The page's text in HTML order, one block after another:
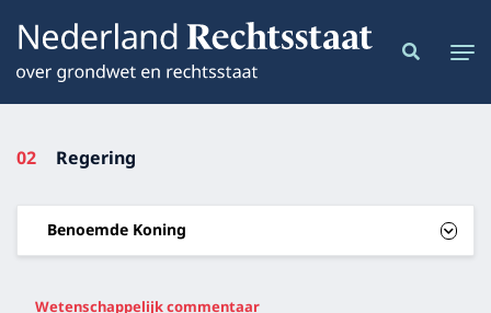
02 Regering
Benoemde Koning
Wetenschappelijk commentaar